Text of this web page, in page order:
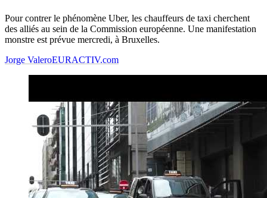
Pour contrer le phénomène Uber, les chauffeurs de taxi cherchent
des alliés au sein de la Commission européenne. Une manifestation
monstre est prévue mercredi, à Bruxelles.
Jorge ValeroEURACTIV.com